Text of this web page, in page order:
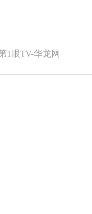
1眼TV-华龙网